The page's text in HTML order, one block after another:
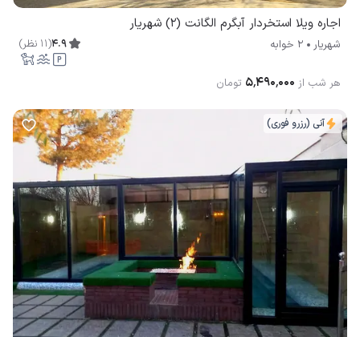
اجاره ویلا استخردار آبگرم الگانت (2) شهریار
شهریار 2 خوابه 4.9
(
11 نظر)
هر شب از ۵٬۴۹۰٬۰۰۰ تومان
آنی (رزرو فوری)